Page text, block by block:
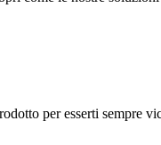
per esserti sempre